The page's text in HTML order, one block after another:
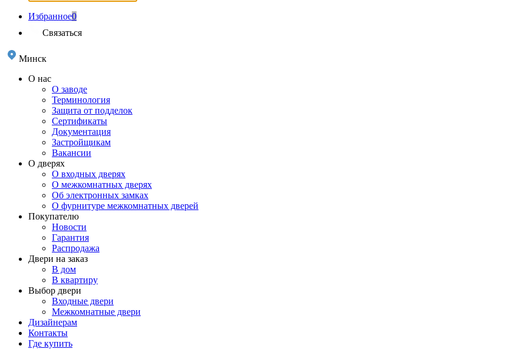
Избранное0
Связаться
Минск
О нас
О заводе
Терминология
Защита от подделок
Сертификаты
Документация
Застройщикам
Вакансии
О дверях
О входных дверях
О межкомнатных дверях
Об электронных замках
О фурнитуре межкомнатных дверей
Покупателю
Новости
Гарантия
Распродажа
Двери на заказ
В дом
В квартиру
Выбор двери
Входные двери
Межкомнатные двери
Дизайнерам
Контакты
Где купить